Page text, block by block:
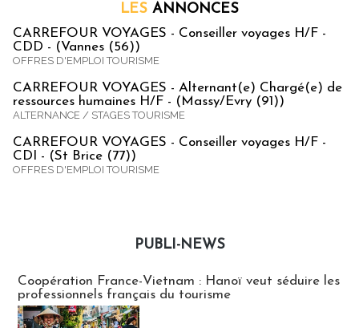
LES ANNONCES
CARREFOUR VOYAGES - Conseiller voyages H/F -
CDD - (Vannes (56))
OFFRES D'EMPLOI TOURISME
CARREFOUR VOYAGES - Alternant(e) Chargé(e) de
ressources humaines H/F - (Massy/Evry (91))
ALTERNANCE / STAGES TOURISME
CARREFOUR VOYAGES - Conseiller voyages H/F -
CDI - (St Brice (77))
OFFRES D'EMPLOI TOURISME
PUBLI-NEWS
Coopération France-Vietnam : Hanoï veut séduire les
professionnels français du tourisme